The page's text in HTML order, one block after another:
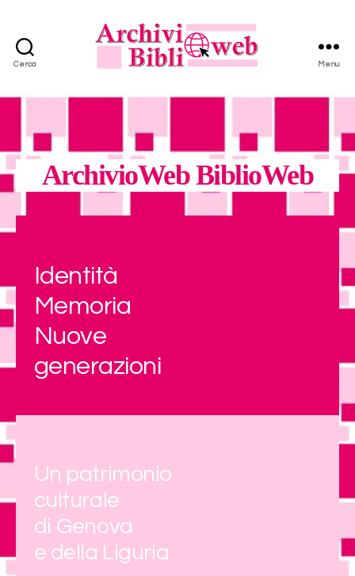
Cerca
BiblioWeb
Menu
ArchivioWeb BiblioWeb
Identità
Memoria
Nuove
generazioni
Un patrimonio
culturale
di Genova
e della Liguria